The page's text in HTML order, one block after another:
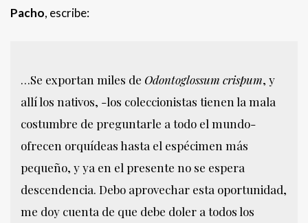
Pacho, escribe:
…Se exportan miles de Odontoglossum crispum, y
allí los nativos, -los coleccionistas tienen la mala
costumbre de preguntarle a todo el mundo-
ofrecen orquídeas hasta el espécimen más
pequeño, y ya en el presente no se espera
descendencia. Debo aprovechar esta oportunidad,
me doy cuenta de que debe doler a todos los